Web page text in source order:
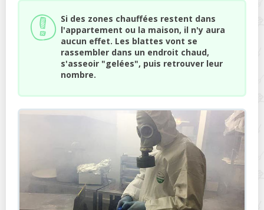
Si des zones chauffées restent dans
l'appartement ou la maison, il n'y aura
aucun effet. Les blattes vont se
rassembler dans un endroit chaud,
s'asseoir "gelées", puis retrouver leur
nombre.